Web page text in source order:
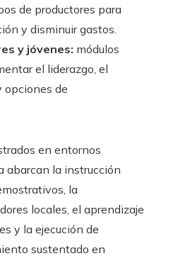
de productores para
y disminuir gastos.
y jóvenes: módulos
el liderazgo, el
opciones de
en entornos
abarcan la instrucción
la
locales, el aprendizaje
y la ejecución de
sustentado en